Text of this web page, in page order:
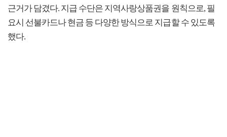
근거가 담겼다. 지급 수단은 지역사랑상품권을 원칙으로, 필
요시 선불카드나 현금 등 다양한 방식으로 지급할 수 있도록
했다.